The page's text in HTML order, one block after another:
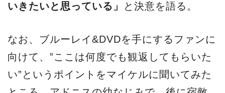
いきたいと思っている」
と決意を語る。
なお、ブルーレイ&DVDを⼿にするファンに
向けて、”ここは何度でも観返してもらいた
い”というポイントをマイケルに聞いてみた